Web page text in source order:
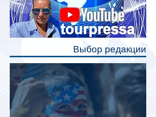
станут индивидуальные шторки у
каждого спального места. Они
позволят пассажирам закрыть свою
полку во время сна или отдыха,
Выбор редакции